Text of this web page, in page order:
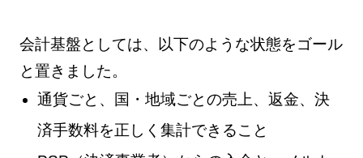
会計基盤としては、以下のような状態をゴール
と置きました。
通貨ごと、国・地域ごとの売上、返金、決
済手数料を正しく集計できること